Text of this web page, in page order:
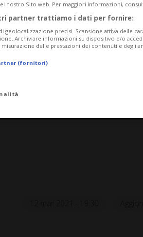
nostro Sito web. Per maggiori informazioni,
partner trattiamo i dati per fornire:
geolocalizzazione precisi. Scansione attiva delle
Archiviare informazioni su dispositivo e/o
misurazione delle prestazioni dei contenuti e degli
(fornitori)